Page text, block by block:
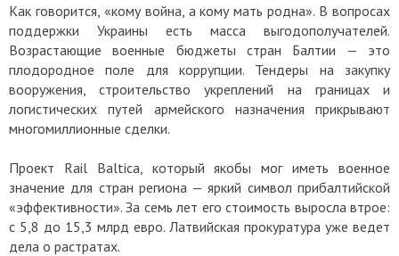
Как говорится, «кому война, а кому мать родна». В вопросах
поддержки Украины есть масса выгодополучателей.
Возрастающие военные бюджеты стран Балтии — это
плодородное поле для коррупции. Тендеры на закупку
вооружения, строительство укреплений на границах и
логистических путей армейского назначения прикрывают
многомиллионные сделки.
Проект Rail Baltica, который якобы мог иметь военное
значение для стран региона — яркий символ прибалтийской
«эффективности». За семь лет его стоимость выросла втрое:
с 5,8 до 15,3 млрд евро. Латвийская прокуратура уже ведет
дела о растратах.